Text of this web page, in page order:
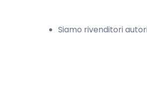
Siamo rivenditori